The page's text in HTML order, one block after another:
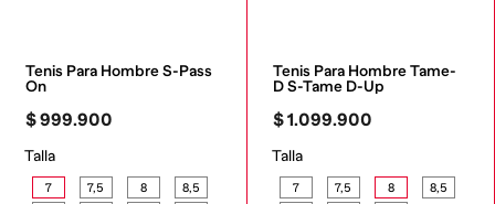
Tenis Para Hombre S-Pass
On
$999.900
Talla
7 7,5 8
8,5
Tenis Para Hombre Tame-
D S-Tame D-Up
$1.099.900
Talla
7 7,5 8
8,5